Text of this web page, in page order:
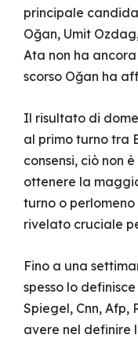
principale
Oğan, Umit
Ata non ha
scorso Oğan ha
Il risultato di
al primo turno tra
consensi, ciò non
ottenere la
turno o
rivelato cruciale
Fino a una
spesso lo
Spiegel, Cnn,
avere nel definire